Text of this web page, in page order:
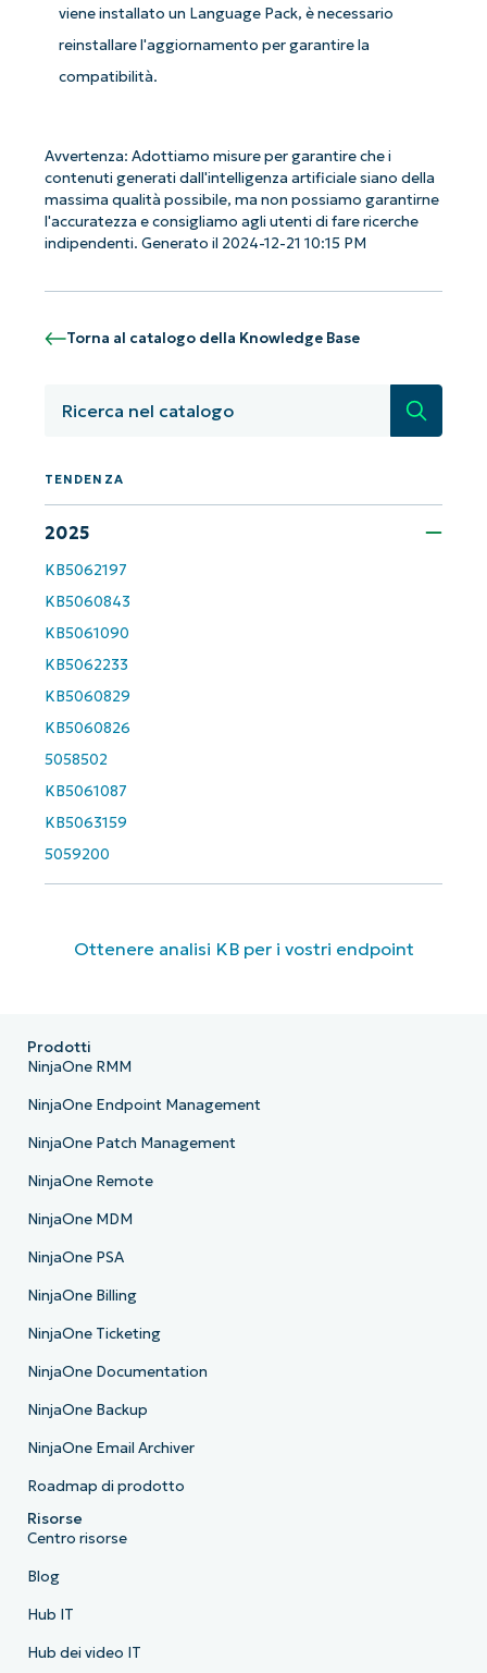
viene installato un Language Pack, è necessario
reinstallare l'aggiornamento per garantire la
compatibilità.
Avvertenza: Adottiamo misure per garantire che i
contenuti generati dall'intelligenza artificiale siano della
massima qualità possibile, ma non possiamo garantirne
l'accuratezza e consigliamo agli utenti di fare ricerche
indipendenti. Generato il 2024-12-21 10:15 PM
Torna al catalogo della Knowledge Base
Ricerca
TENDENZA
2025
KB5062197
KB5060843
KB5061090
KB5062233
KB5060829
KB5060826
5058502
KB5061087
KB5063159
5059200
Ottenere analisi KB per i vostri endpoint
name*
email*
number*
Paese
name*
Prodotti
NinjaOne RMM
NinjaOne Endpoint Management
NinjaOne Patch Management
NinjaOne Remote
NinjaOne MDM
NinjaOne PSA
NinjaOne Billing
NinjaOne Ticketing
NinjaOne Documentation
NinjaOne Backup
NinjaOne Email Archiver
Roadmap di prodotto
Risorse
Centro risorse
Blog
Hub IT
Hub dei video IT